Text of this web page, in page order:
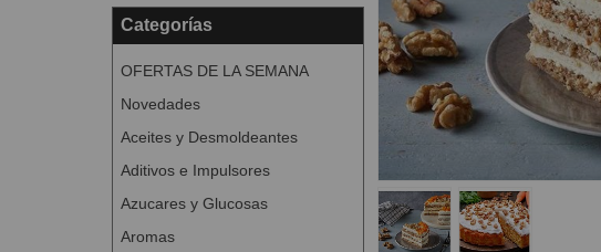
Categorías
OFERTAS DE LA SEMANA
Novedades
Aceites y Desmoldeantes
Aditivos e Impulsores
Azucares y Glucosas
Aromas